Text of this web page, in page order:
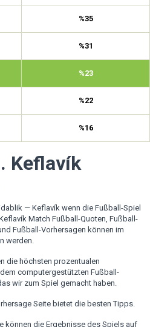
%35
%31
%23
%22
%16
Keflavík
— Keflavík wenn die Fußball-Spiel
Match Fußball-Quoten, Fußball-
Fußball-Vorhersagen können im
werden.
die höchsten prozentualen
computergestützten Fußball-
wir zum Spiel gemacht haben.
Seite bietet die besten Tipps.
können die Ergebnisse des Spiels auf